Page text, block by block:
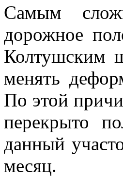
Самым
дорожное
Колтушским
менять
По этой
перекрыто
данный
месяц.